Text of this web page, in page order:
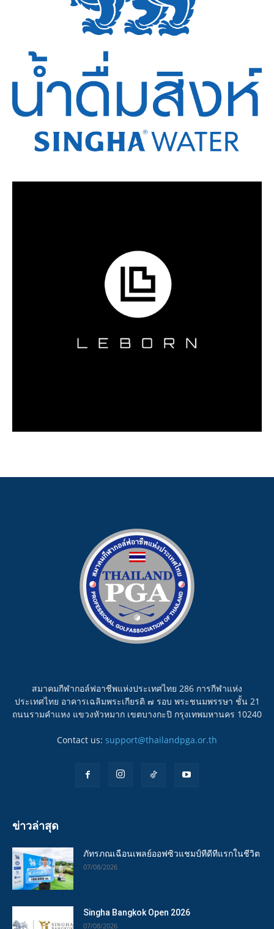
สมาคมกีฬากอล์ฟอาชีพแห่งประเทศไทย 286 การกีฬาแห่ง
ประเทศไทย อาคารเฉลิมพระเกียรติ ๗ รอบ พระชนมพรรษา ชั้น 21
ถนนรามคำแหง แขวงหัวหมาก เขตบางกะปิ กรุงเทพมหานคร 10240
Contact us: support@thailandpga.or.th
ข่าวล่าสุด
ภัทรภณเฉือนเพลย์ออฟซิวแชมป์ทีดีทีแรกในชีวิต
07/08/2026
Singha Bangkok Open 2026
07/08/2026